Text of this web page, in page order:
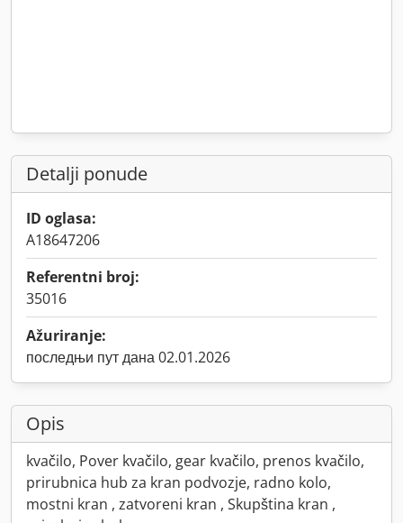
Detalji ponude
ID oglasa:
A18647206
Referentni broj:
35016
Ažuriranje:
последњи пут дана 02.01.2026
Opis
kvačilo, Pover kvačilo, gear kvačilo, prenos kvačilo,
prirubnica hub za kran podvozje, radno kolo,
mostni kran , zatvoreni kran , Skupština kran ,